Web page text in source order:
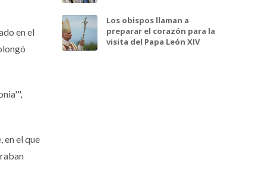
en el
en el que
Los obispos llaman a
preparar el corazón para la
visita del Papa León XIV